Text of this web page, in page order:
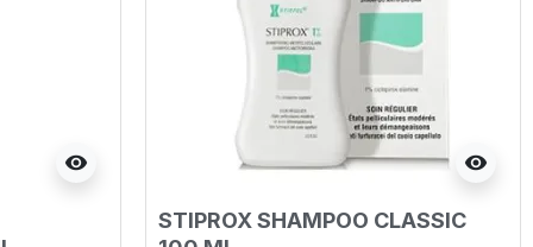
visibility visibility
STIPROX SHAMPOO CLASSIC